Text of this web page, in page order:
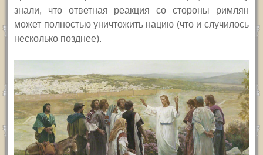
знали, что ответная реакция со стороны римлян
может полностью уничтожить нацию (что и случилось
несколько позднее).